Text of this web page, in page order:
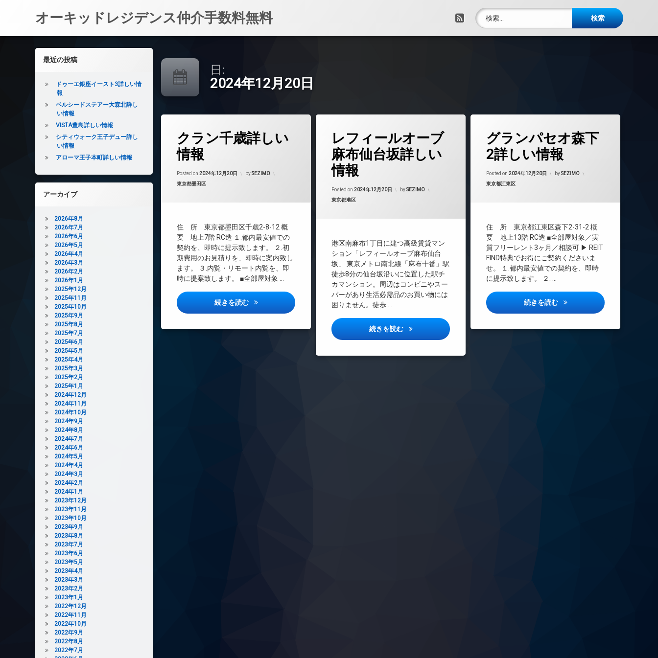
オーキッドレジデンス仲介手数料無料 RSS
検索:
日:
2024年12月20日
クラン千歳詳しい
情報
Posted on 2024年12月20日 bySEZIMO
カテゴリー:
東京都墨田区
住 所 東京都墨田区千歳2-8-12 概
要 地上7階 RC造 １.都内最安値での
契約を、即時に提示致します。 ２.初
期費用のお見積りを、即時に案内致し
ます。 ３.内覧・リモート内覧を、即
時に提案致します。 ■全部屋対象 …
続きを読む クラン千歳詳しい情報
24時間管理
CATV
インターネット無料
エレベーター
オートロック
デザイナーズ
バイク置き場
宅配ボックス
敷地内ゴミ置き場
レフィールオーブ
麻布仙台坂詳しい
情報
Posted on 2024年12月20日 bySEZIMO
カテゴリー:
東京都港区
港区南麻布1丁目に建つ高級賃貸マン
ション「レフィールオーブ麻布仙台
坂」 東京メトロ南北線「麻布十番」駅
徒歩8分の仙台坂沿いに位置した駅チ
カマンション。周辺はコンビニやスー
パーがあり生活必需品のお買い物には
困りません。徒歩 …
続きを読む レフィールオーブ麻布仙台坂詳しい情報
24時間管理
CATV
REIT系ブランドマンション
オートロック
デザイナーズ
トランクルーム
内廊下
宅配ボックス
防犯カメラ
駐輪場
グランパセオ森下
2詳しい情報
Posted on 2024年12月20日 bySEZIMO
カテゴリー:
東京都江東区
住 所 東京都江東区森下2-31-2 概
要 地上13階 RC造 ■全部屋対象／実
質フリーレント3ヶ月／相談可 ▶ REIT
FIND特典でお得にご契約くださいま
せ。 １.都内最安値での契約を、即時
に提示致します。 ２. …
続きを読む グランパセオ森下2詳しい情報
24時間管理
CATV
インターネット無料
エレベーター
オートロック
デザイナーズ
バイク置き場
敷地内ゴミ置き場
防犯カメラ
左サイドバー
最近の投稿
ドゥーエ銀座イースト3詳しい情
報
ベルシードステアー大森北詳し
い情報
VISTA豊島詳しい情報
シティウォーク王子デュー詳し
い情報
アローマ王子本町詳しい情報
アーカイブ
2026年8月
2026年7月
2026年6月
2026年5月
2026年4月
2026年3月
2026年2月
2026年1月
2025年12月
2025年11月
2025年10月
2025年9月
2025年8月
2025年7月
2025年6月
2025年5月
2025年4月
2025年3月
2025年2月
2025年1月
2024年12月
2024年11月
2024年10月
2024年9月
2024年8月
2024年7月
2024年6月
2024年5月
2024年4月
2024年3月
2024年2月
2024年1月
2023年12月
2023年11月
2023年10月
2023年9月
2023年8月
2023年7月
2023年6月
2023年5月
2023年4月
2023年3月
2023年2月
2023年1月
2022年12月
2022年11月
2022年10月
2022年9月
2022年8月
2022年7月